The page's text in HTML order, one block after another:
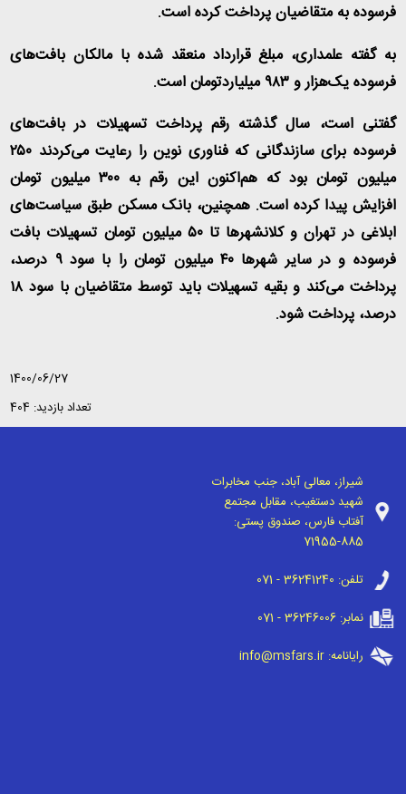
فرسوده به متقاضیان پرداخت کرده است.
به گفته علمداری، مبلغ قرارداد منعقد شده با مالکان‌ بافت‌های
فرسوده یک‌هزار و ۹۸۳ میلیاردتومان است.
گفتنی است، سال گذشته رقم پرداخت تسهیلات در بافت‌های
فرسوده برای سازندگانی که فناوری نوین را رعایت می‌کردند ۲۵۰
میلیون تومان بود که هم‌اکنون این رقم به ۳۰۰ میلیون تومان
افزایش پیدا کرده است. همچنین، بانک مسکن طبق سیاست‌های
ابلاغی در تهران و کلانشهرها تا ۵۰ میلیون تومان تسهیلات بافت
فرسوده و در سایر شهرها ۴۰ میلیون تومان را با سود ۹ درصد،
پرداخت می‌کند و بقیه تسهیلات باید توسط متقاضیان با سود ۱۸
درصد، پرداخت شود.
1400/06/27
تعداد بازدید: 404
شیراز، معالی آباد، جنب مخابرات
شهید دستغیب، مقابل مجتمع
آفتاب فارس، صندوق پستی:
71955-885
تلفن: 071 - 36241240
نمابر:071 - 36246006
رایانامه:info@msfars.ir